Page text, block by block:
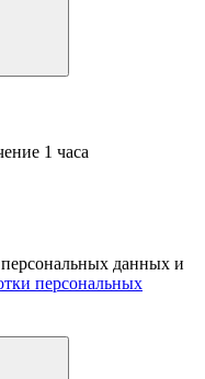
1 часа
данных и
персональных